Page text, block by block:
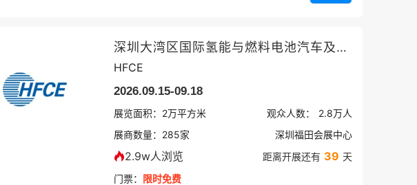
深圳大湾区国际氢能与燃料电池汽车及加氢站设备展
HFCE
2026.09.15-09.18
展览面积： 2万平方米 观众人数： 2.8万人
展商数量： 285家 深圳福田会展中心
2.9w人浏览 距离开展还有 39 天
门票： 限时免费